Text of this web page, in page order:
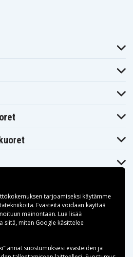
tarjoamiseksi käytämme
Evästeitä voidaan käyttää
mainontaan. Lue lisää
siitä, miten Google käsittelee
annat suostumuksesi evästeiden ja